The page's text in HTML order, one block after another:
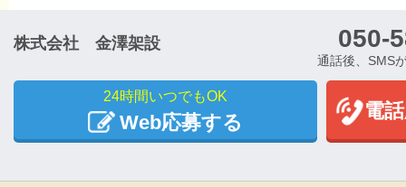
株式会社 金澤架設 050-
通話後、SMS
24時間いつでもOK
Web応募する
電